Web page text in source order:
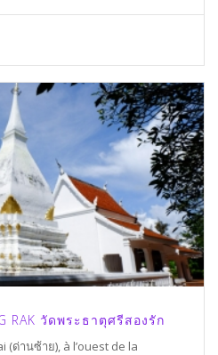
RAK วัดพระธาตุศรีสองรัก
(ด่านซ้าย), à l’ouest de la